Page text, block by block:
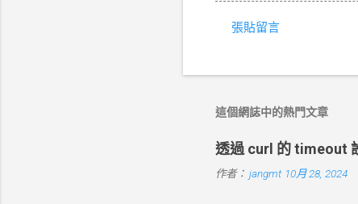
張貼留言
這個網誌中的熱門文章
透過 curl 的 timeout
作者： jangmt 10月 28, 2024